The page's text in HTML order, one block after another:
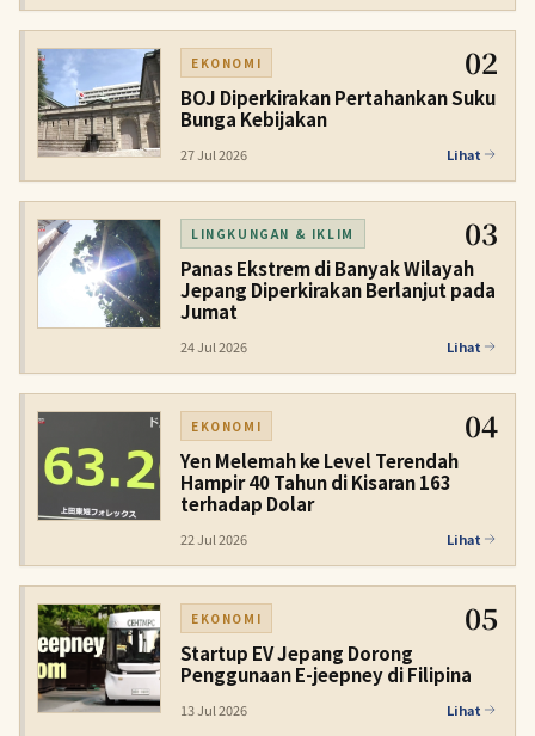
EKONOMI 02
BOJ Diperkirakan Pertahankan Suku
Bunga Kebijakan
27 Jul 2026 Lihat
LINGKUNGAN & IKLIM 03
Panas Ekstrem di Banyak Wilayah
Jepang Diperkirakan Berlanjut pada
Jumat
24 Jul 2026 Lihat
EKONOMI 04
Yen Melemah ke Level Terendah
Hampir 40 Tahun di Kisaran 163
terhadap Dolar
22 Jul 2026 Lihat
EKONOMI 05
Startup EV Jepang Dorong
Penggunaan E-jeepney di Filipina
13 Jul 2026 Lihat